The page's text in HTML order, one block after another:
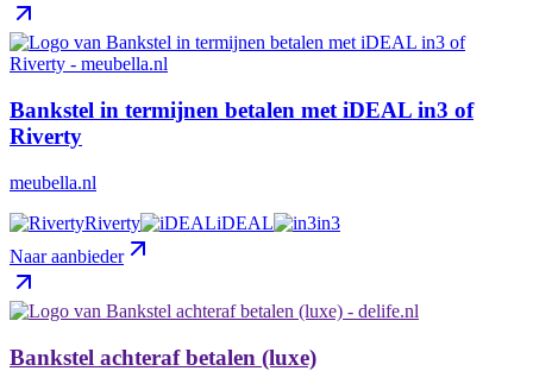
Bankstel in termijnen betalen met iDEAL in3 of
Riverty
meubella.nl
Riverty
iDEAL
in3
Naar aanbieder
Bankstel achteraf betalen (luxe)